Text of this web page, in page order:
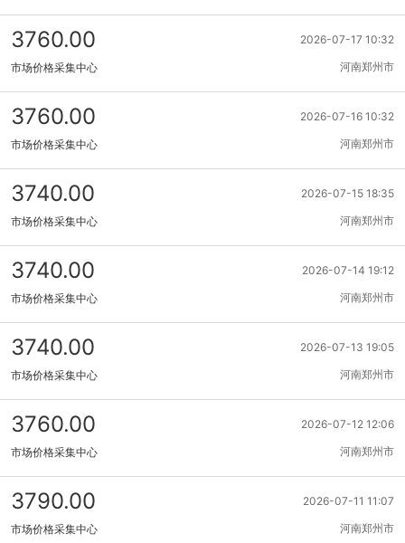
2026-07-17 10:32
3760.00
河南郑州市
市场价格采集中心
2026-07-16 10:32
3760.00
河南郑州市
市场价格采集中心
2026-07-15 18:35
3740.00
河南郑州市
市场价格采集中心
2026-07-14 19:12
3740.00
河南郑州市
市场价格采集中心
2026-07-13 19:05
3740.00
河南郑州市
市场价格采集中心
2026-07-12 12:06
3760.00
河南郑州市
市场价格采集中心
2026-07-11 11:07
3790.00
河南郑州市
市场价格采集中心